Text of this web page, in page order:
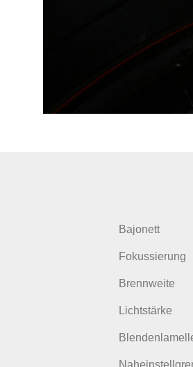
Bajonett
Fokussierung
Brennweite
Lichtstärke